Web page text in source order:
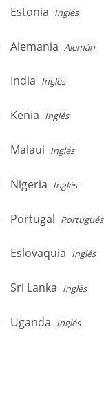
Estonia
Estonia Inglés
Alemania
Alemania Alemán
India
India Inglés
Kenia
Kenia Inglés
Malaui
Malaui Inglés
Nigeria
Nigeria Inglés
Portugal
Portugal Portugués
Eslovaquia
Eslovaquia Inglés
Sri
Sri Lanka Inglés
Uganda
Uganda Inglés